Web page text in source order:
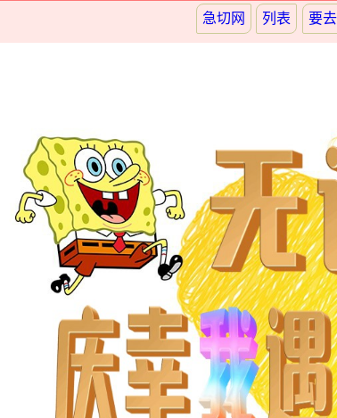
急切网 列表 要